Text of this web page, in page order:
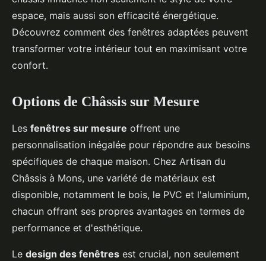
espace, mais aussi son efficacité énergétique.
Découvrez comment des fenêtres adaptées peuvent
transformer votre intérieur tout en maximisant votre
confort.
Options de Châssis sur Mesure
Les fenêtres sur mesure offrent une
personnalisation inégalée pour répondre aux besoins
spécifiques de chaque maison. Chez Artisan du
Châssis à Mons, une variété de matériaux est
disponible, notamment le bois, le PVC et l'aluminium,
chacun offrant ses propres avantages en termes de
performance et d'esthétique.
Le design des fenêtres est crucial, non seulement